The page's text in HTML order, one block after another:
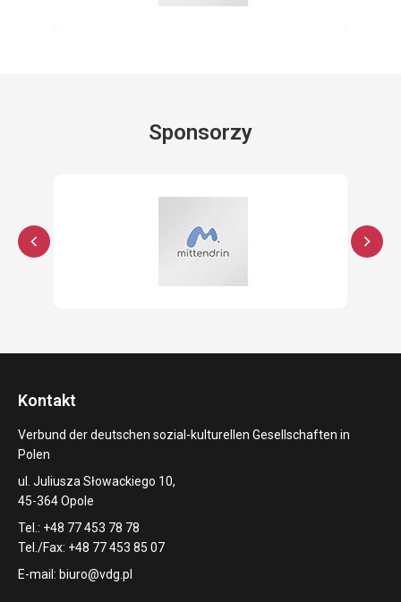
Sponsorzy
Kontakt
Verbund der deutschen sozial-kulturellen Gesellschaften in
Polen
ul. Juliusza Słowackiego 10,
45-364 Opole
Tel.: +48 77 453 78 78
Tel./Fax: +48 77 453 85 07
E-mail: biuro@vdg.pl